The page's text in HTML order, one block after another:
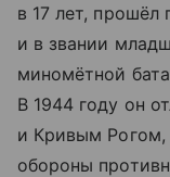
в 17 лет, прошёл
и в звании
миномётной
В 1944 году он
и Кривым Рогом,
обороны